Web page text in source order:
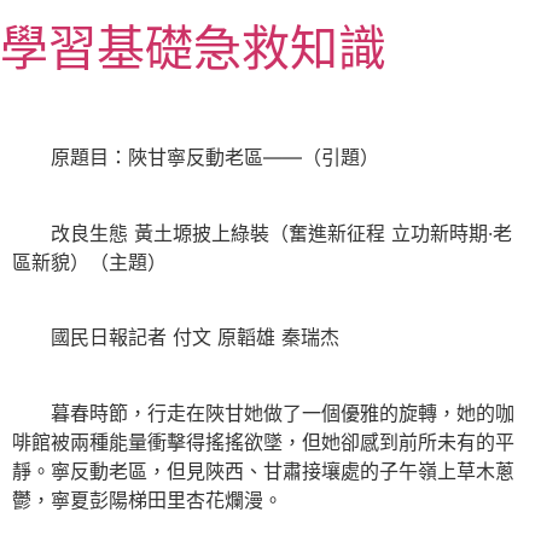
至
主
學習基礎急救知識
原題目：陜甘寧反動老區——（引題）
改良生態 黃土塬披上綠裝（奮進新征程 立功新時期·老
區新貌）（主題）
國民日報記者 付文 原韜雄 秦瑞杰
暮春時節，行走在陜甘她做了一個優雅的旋轉，她的咖
啡館被兩種能量衝擊得搖搖欲墜，但她卻感到前所未有的平
靜。寧反動老區，但見陜西、甘肅接壤處的子午嶺上草木蔥
鬱，寧夏彭陽梯田里杏花爛漫。